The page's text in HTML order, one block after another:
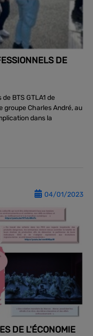
DE
BTS GTLA1 de
groupe Charles André, au
dans la
04/01/2023
DE L'ÉCONOMIE